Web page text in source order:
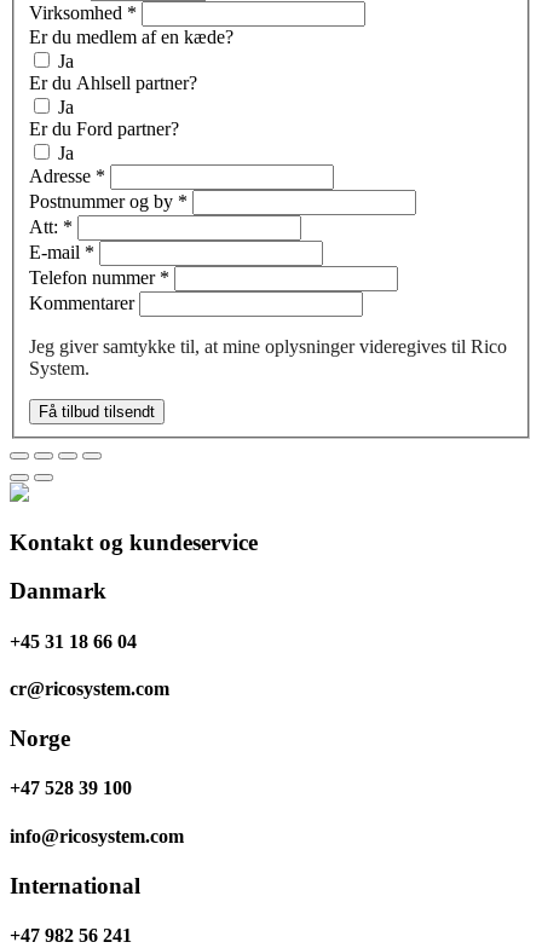
Virksomhed *
Er du medlem af en kæde?
Ja
Er du Ahlsell partner?
Ja
Er du Ford partner?
Ja
Adresse *
Postnummer og by *
Att: *
E-mail *
Telefon nummer *
Kommentarer
Jeg giver samtykke til, at mine oplysninger videregives til Rico
System.
Få tilbud tilsendt
Kontakt og kundeservice
Danmark
+45 31 18 66 04
cr@ricosystem.com
Norge
+47 528 39 100
info@ricosystem.com
International
+47 982 56 241